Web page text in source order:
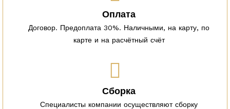
Оплата
Договор. Предоплата 30%. Наличными, на карту, по
карте и на расчётный счёт
Сборка
Специалисты компании осуществляют сборку